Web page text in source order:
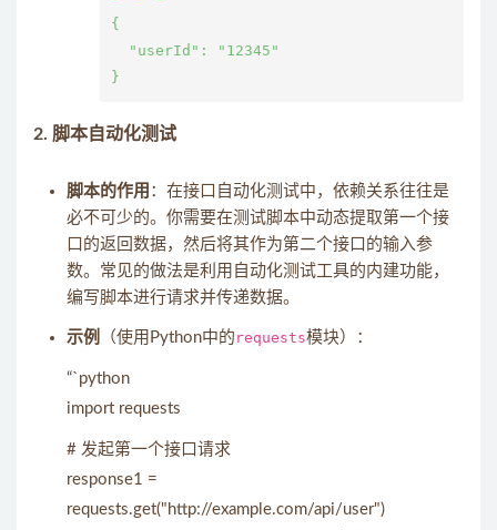
{
  "userId": "12345"
2. 脚本自动化测试
脚本的作用 ：在接口自动化测试中，依赖关系往往是
必不可少的。你需要在测试脚本中动态提取第一个接
口的返回数据，然后将其作为第二个接口的输入参
数。常见的做法是利用自动化测试工具的内建功能，
编写脚本进行请求并传递数据。
示例 （使用Python中的 requests模块）：
“`python
import requests
# 发起第一个接口请求
response1 =
requests.get("http://example.com/api/user")